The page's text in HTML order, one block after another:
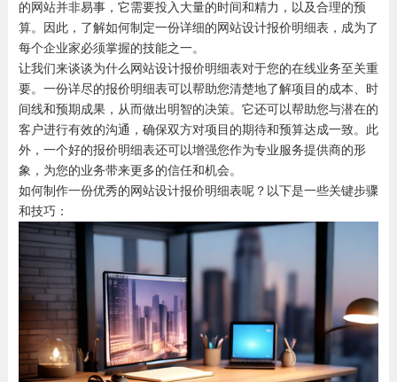
的网站并非易事，它需要投入大量的时间和精力，以及合理的预
算。因此，了解如何制定一份详细的网站设计报价明细表，成为了
每个企业家必须掌握的技能之一。
让我们来谈谈为什么网站设计报价明细表对于您的在线业务至关重
要。一份详尽的报价明细表可以帮助您清楚地了解项目的成本、时
间线和预期成果，从而做出明智的决策。它还可以帮助您与潜在的
客户进行有效的沟通，确保双方对项目的期待和预算达成一致。此
外，一个好的报价明细表还可以增强您作为专业服务提供商的形
象，为您的业务带来更多的信任和机会。
如何制作一份优秀的网站设计报价明细表呢？以下是一些关键步骤
和技巧：